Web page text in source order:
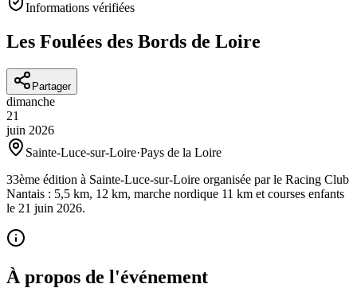
Informations vérifiées
Les Foulées des Bords de Loire
Partager
dimanche
21
juin 2026
Sainte-Luce-sur-Loire·Pays de la Loire
33ème édition à Sainte-Luce-sur-Loire organisée par le Racing Club
Nantais : 5,5 km, 12 km, marche nordique 11 km et courses enfants
le 21 juin 2026.
À propos de l'événement